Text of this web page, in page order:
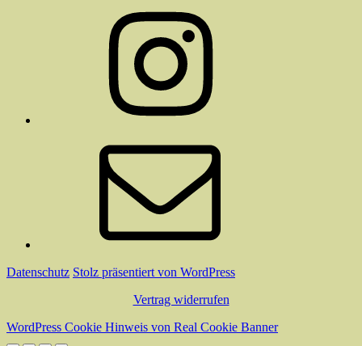
Datenschutz Stolz präsentiert von WordPress
Vertrag widerrufen
WordPress Cookie Hinweis von Real Cookie Banner